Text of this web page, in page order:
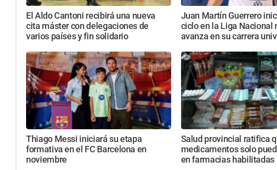
El Aldo Cantoni recibirá una nueva
cita máster con delegaciones de
varios países y fin solidario
Juan Martín Guerrero
ciclo en la Liga Nacional
avanza en su carrera
Thiago Messi iniciará su etapa
formativa en el FC Barcelona en
noviembre
Salud provincial ratifica
medicamentos solo
en farmacias habilitadas